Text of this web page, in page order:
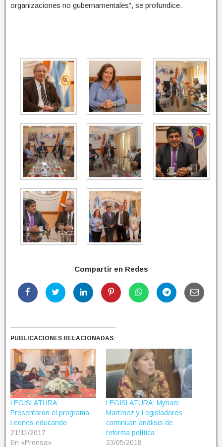
organizaciones no gubernamentales”, se profundice.
Compartir en Redes
PUBLICACIONES RELACIONADAS:
LEGISLATURA:
Presentaron el programa
Leones educando
21/11/2017
En «Prensa»
LEGISLATURA: Myriam
Martínez y Legisladores
continúan análisis de
reforma política
23/05/2018